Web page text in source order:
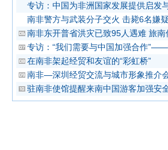
专访：中国为非洲国家发展提供启
南非警方与武装分子交火 击毙6名嫌
南非东开普省洪灾已致95人遇难 旅南
专访：“我们需要与中国加强合作
在南非架起经贸和友谊的“彩虹桥”
南非—深圳经贸交流与城市形象推介
驻南非使馆提醒来南中国游客加强安